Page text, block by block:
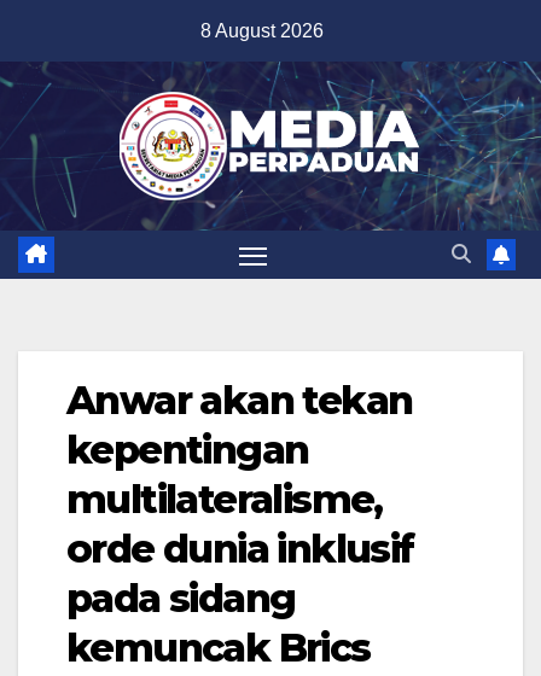
content
8 August 2026
Anwar akan tekan
kepentingan
multilateralisme,
orde dunia inklusif
pada sidang
kemuncak Brics